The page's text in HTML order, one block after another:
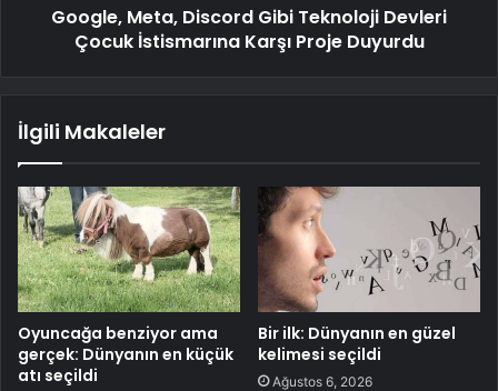
Google, Meta, Discord Gibi Teknoloji Devleri
Çocuk İstismarına Karşı Proje Duyurdu
İlgili Makaleler
Oyuncağa benziyor ama
gerçek: Dünyanın en küçük
atı seçildi
Bir ilk: Dünyanın en güzel
kelimesi seçildi
Ağustos 6, 2026